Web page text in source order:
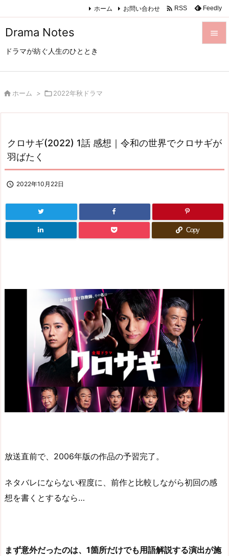
Drama Notes
ドラマが紡ぐ人生のひととき

次へ
検索
ホーム お問い合わせ  RSS Feedly
 ホーム > 2022年秋ドラマ
クロサギ(2022) 1話 感想｜令和の世界でクロサギが
羽ばたく
 2022年10月22日
Copy
放送直前で、2006年版の作品の予習完了。
ネタバレにならない程度に、前作と比較しながら初回の感
想を書くとするなら…
まず意外だったのは、1箇所だけでも用語解説する演出が施